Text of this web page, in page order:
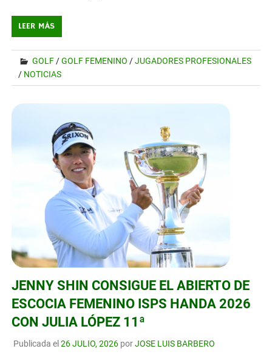
LEER MÁS
GOLF /GOLF FEMENINO /JUGADORES PROFESIONALES
/ NOTICIAS
JENNY SHIN CONSIGUE EL ABIERTO DE
ESCOCIA FEMENINO ISPS HANDA 2026
CON JULIA LÓPEZ 11ª
Publicada el26 JULIO, 2026porJOSE LUIS BARBERO